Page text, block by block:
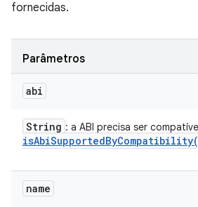
fornecidas.
Parâmetros
abi
String : a ABI precisa ser
isAbiSupportedByCompatibility(
name